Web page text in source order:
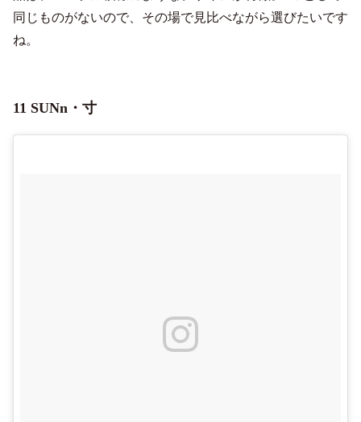
同じものがないので、その場で見比べながら選びたいです
ね。
11 SUNn・寸